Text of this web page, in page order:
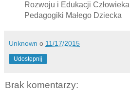
Rozwoju i Edukacji
Pedagogiki Małego Dziecka
Unknown o 11/17/2015
Udostępnij
Brak komentarzy: